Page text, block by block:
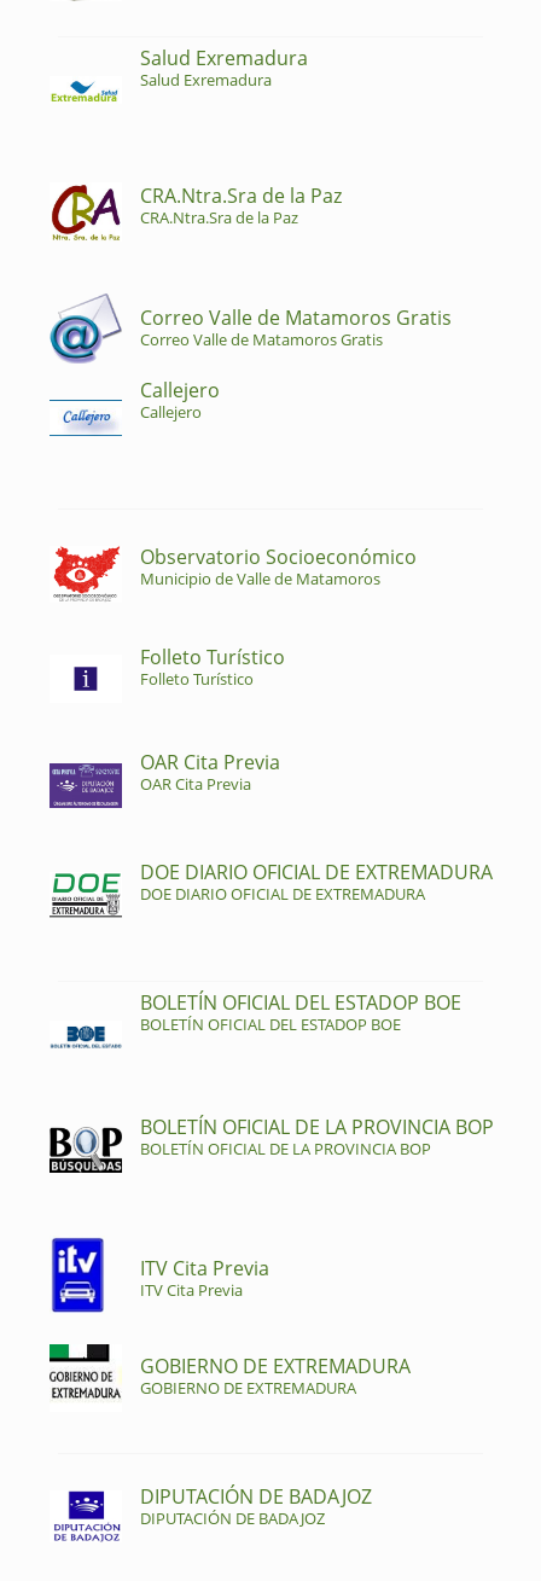
Salud Exremadura
Salud Exremadura
CRA.Ntra.Sra de la Paz
CRA.Ntra.Sra de la Paz
Correo Valle de Matamoros Gratis
Correo Valle de Matamoros Gratis
Callejero
Callejero
Observatorio Socioeconómico
Municipio de Valle de Matamoros
Folleto Turístico
Folleto Turístico
OAR Cita Previa
OAR Cita Previa
DOE DIARIO OFICIAL DE EXTREMADURA
DOE DIARIO OFICIAL DE EXTREMADURA
BOLETÍN OFICIAL DEL ESTADOP BOE
BOLETÍN OFICIAL DEL ESTADOP BOE
BOLETÍN OFICIAL DE LA PROVINCIA BOP
BOLETÍN OFICIAL DE LA PROVINCIA BOP
ITV Cita Previa
ITV Cita Previa
GOBIERNO DE EXTREMADURA
GOBIERNO DE EXTREMADURA
DIPUTACIÓN DE BADAJOZ
DIPUTACIÓN DE BADAJOZ